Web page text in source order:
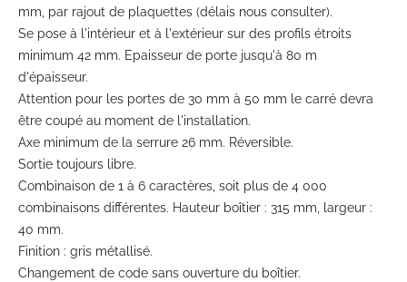
mm, par rajout de plaquettes (délais nous consulter).
Se pose à l'intérieur et à l'extérieur sur des profils étroits
minimum 42 mm. Epaisseur de porte jusqu'à 80 m
d'épaisseur.
Attention pour les portes de 30 mm à 50 mm le carré devra
être coupé au moment de l'installation.
Axe minimum de la serrure 26 mm. Réversible.
Sortie toujours libre.
Combinaison de 1 à 6 caractères, soit plus de 4 000
combinaisons différentes. Hauteur boîtier : 315 mm, largeur :
40 mm.
Finition : gris métallisé.
Changement de code sans ouverture du boîtier.